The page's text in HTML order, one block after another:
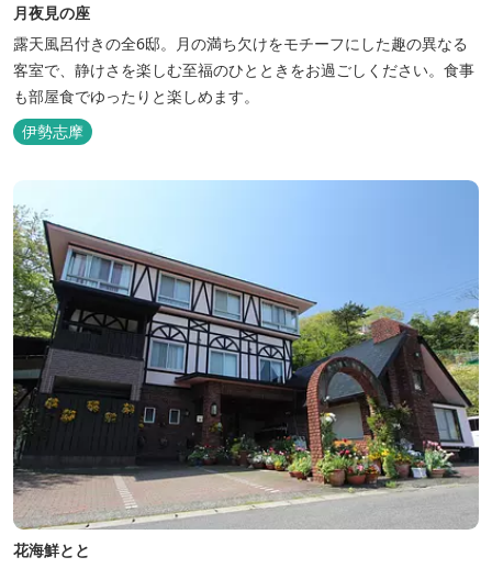
月夜見の座
露天風呂付きの全6邸。月の満ち欠けをモチーフにした趣の異なる
客室で、静けさを楽しむ至福のひとときをお過ごしください。食事
も部屋食でゆったりと楽しめます。
伊勢志摩
花海鮮とと